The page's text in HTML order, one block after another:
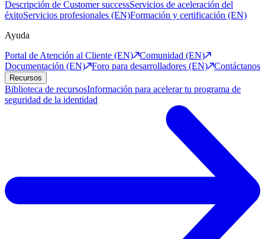
Descripción de Customer successServicios de aceleración del
éxitoServicios profesionales (EN)Formación y certificación (EN)
Ayuda
Portal de Atención al Cliente (EN)
Comunidad (EN)
Documentación (EN)
Foro para desarrolladores (EN) Contáctanos
Recursos
Biblioteca de recursosInformación para acelerar tu programa de
seguridad de la identidad